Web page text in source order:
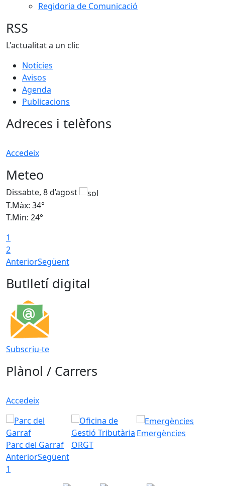
Regidoria de Comunicació
RSS
L'actualitat a un clic
Notícies
Avisos
Agenda
Publicacions
Adreces i telèfons
Accedeix
Meteo
Dissabte, 8 d’agost
T.Màx: 34°
T.Min: 24°
1
2
AnteriorSegüent
Butlletí digital
Subscriu-te
Plànol / Carrers
Accedeix
Parc del Garraf ORGT
Emergències
AnteriorSegüent
1